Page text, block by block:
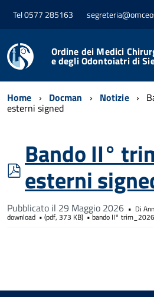
Tel 0577 285163
Ordine dei Medici
e degli Odontoiatri di
Home Docman Notizie
esterni signed
pdf
Bando II°
esterni
Pubblicato il 29 Maggio 2026 Di
download (pdf, 373 KB) bando II°